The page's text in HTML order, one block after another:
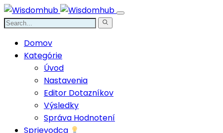
Domov
Kategórie
Úvod
Nastavenia
Editor Dotazníkov
Výsledky
Správa Hodnotení
Sprievodca